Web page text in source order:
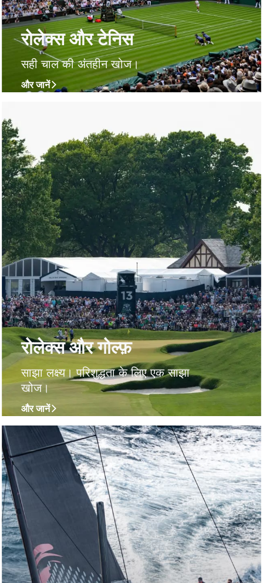
रोलेक्स और टेनिस
सही चाल की अंतहीन खोज।
और जानें
रोलेक्स और गोल्फ़
साझा लक्ष्य। परिशुद्धता के लिए एक साझा
खोज।
और जानें